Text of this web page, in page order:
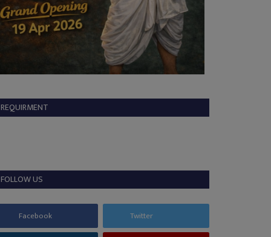
REQUIRMENT
FOLLOW US
Facebook Twitter